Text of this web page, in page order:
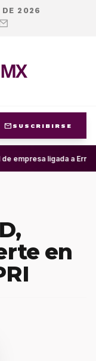
DE 2026
mail SUSCRIBIRSE
empresa ligada a
en